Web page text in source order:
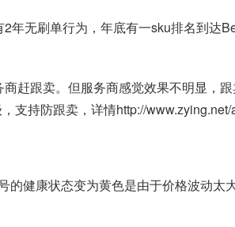
无刷单行为，年底有一sku排名到达
赶跟卖。但服务商感觉效果不明显，
持防跟卖，详情http://www.zying.net/
健康状态变为黄色是由于价格波动太